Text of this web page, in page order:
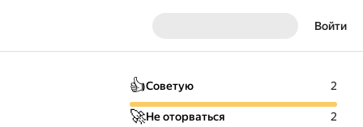
Войти
👍Советую 2
🚀Не оторваться 2